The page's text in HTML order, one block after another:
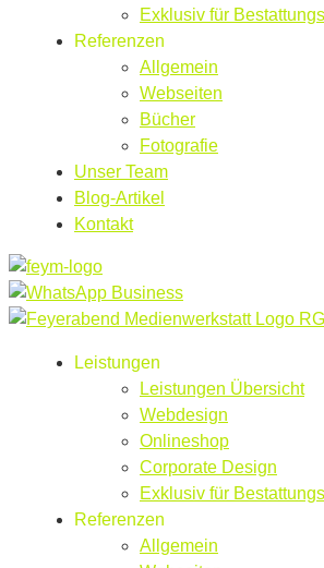
Exklusiv für
Referenzen
Allgemein
Webseiten
Bücher
Fotografie
Unser Team
Blog-Artikel
Kontakt
Leistungen
Leistungen Übersicht
Webdesign
Onlineshop
Corporate Design
Exklusiv für
Referenzen
Allgemein